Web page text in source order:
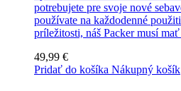
potrebujete pre svoje nové
používate na každodenné
príležitosti, náš Packer musí
49,99 €
Pridať do košíka Nákupný košík